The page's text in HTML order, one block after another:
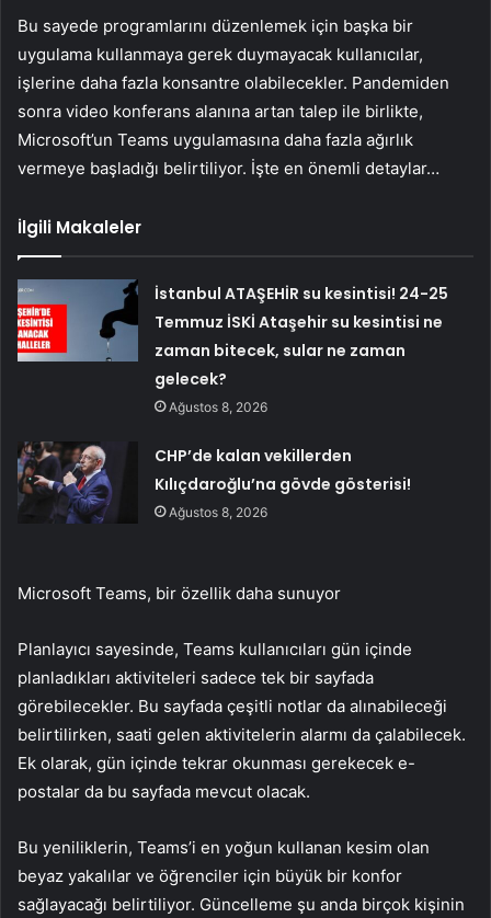
Bu sayede programlarını düzenlemek için başka bir
uygulama kullanmaya gerek duymayacak kullanıcılar,
işlerine daha fazla konsantre olabilecekler. Pandemiden
sonra video konferans alanına artan talep ile birlikte,
Microsoft’un Teams uygulamasına daha fazla ağırlık
vermeye başladığı belirtiliyor. İşte en önemli detaylar…
İlgili Makaleler
İstanbul ATAŞEHİR su kesintisi! 24-25
Temmuz İSKİ Ataşehir su kesintisi ne
zaman bitecek, sular ne zaman
gelecek?
Ağustos 8, 2026
CHP’de kalan vekillerden
Kılıçdaroğlu’na gövde gösterisi!
Ağustos 8, 2026
Microsoft Teams, bir özellik daha sunuyor
Planlayıcı sayesinde, Teams kullanıcıları gün içinde
planladıkları aktiviteleri sadece tek bir sayfada
görebilecekler. Bu sayfada çeşitli notlar da alınabileceği
belirtilirken, saati gelen aktivitelerin alarmı da çalabilecek.
Ek olarak, gün içinde tekrar okunması gerekecek e-
postalar da bu sayfada mevcut olacak.
Bu yeniliklerin, Teams’i en yoğun kullanan kesim olan
beyaz yakalılar ve öğrenciler için büyük bir konfor
sağlayacağı belirtiliyor. Güncelleme şu anda birçok kişinin